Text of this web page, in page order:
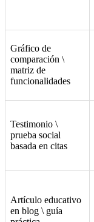
Gráfico de
comparación \
matriz de
funcionalidades
Testimonio \
prueba social
basada en citas
Artículo educativo
en blog \ guía